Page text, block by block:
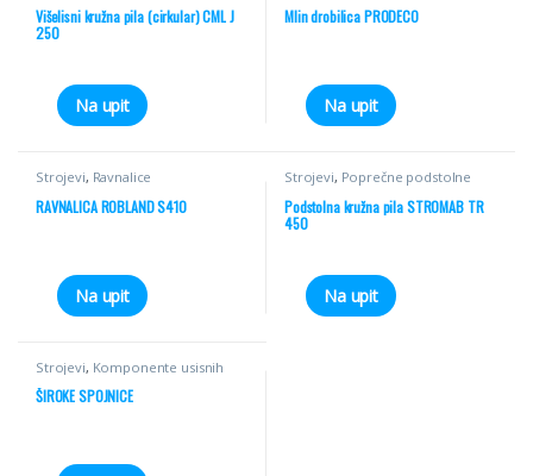
Višelisni kružna pila (cirkular) CML J
250
Na upit
Mlin drobilica PRODECO
Na upit
Strojevi, Ravnalice
RAVNALICA ROBLAND S410
Na upit
Strojevi, Poprečne podstolne
Podstolna kružna pila STROMAB TR
450
Na upit
Strojevi, Komponente usisnih
sistema
ŠIROKE SPOJNICE